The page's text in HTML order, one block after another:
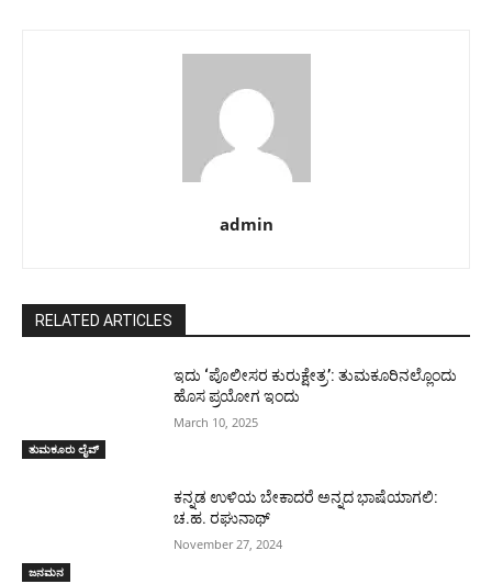
admin
RELATED ARTICLES
ತುಮಕೂರು ಲೈವ್
ಇದು ‘ಪೊಲೀಸರ ಕುರುಕ್ಷೇತ್ರ’: ತುಮಕೂರಿನಲ್ಲೊಂದು
ಹೊಸ ಪ್ರಯೋಗ ಇಂದು
March 10, 2025
ಜನಮನ
ಕನ್ನಡ ಉಳಿಯ ಬೇಕಾದರೆ ಅನ್ನದ ಭಾಷೆಯಾಗಲಿ:
ಚ.ಹ. ರಘುನಾಥ್
November 27, 2024